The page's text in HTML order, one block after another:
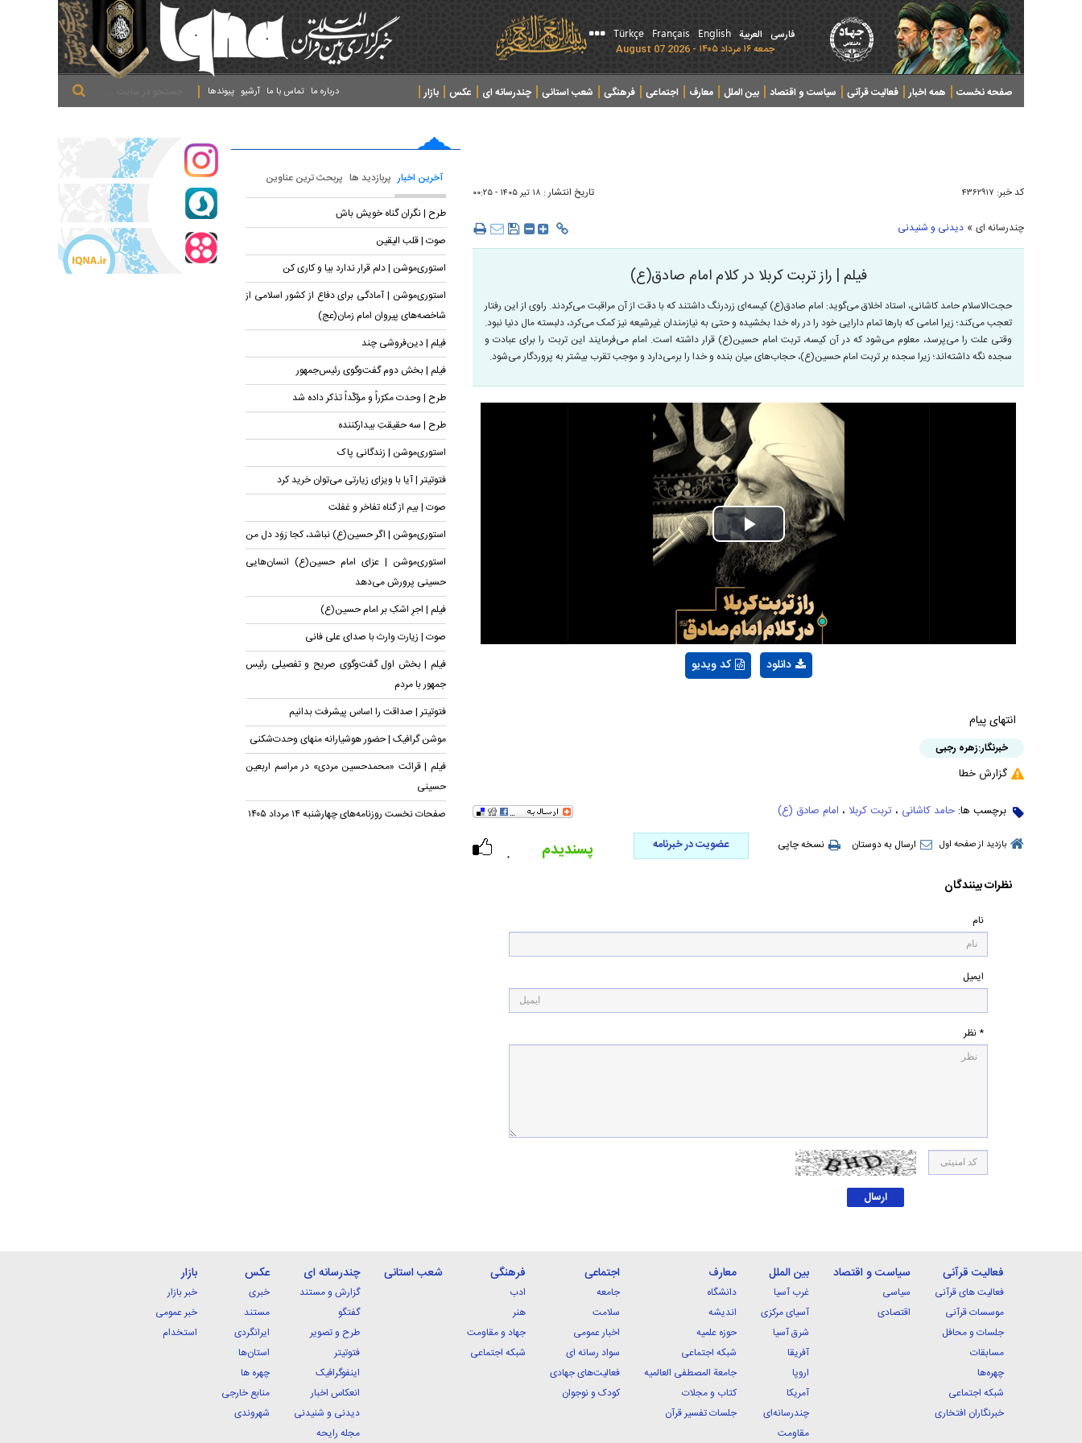
فارسی العربیة English
Français
Türkçe
جمعه ۱۶ مرداد ۱۴۰۵ - 2026 August 07
صفحه نخست همه اخبار فعالیت قرآنی سیاست و اقتصاد بین الملل معارف اجتماعی فرهنگی شعب استانی چندرسانه ای عکس
بازار
پیوندها آرشیو تماس با ما درباره ما
کد خبر: ۴۳۶۲۹۱۷ تاریخ انتشار : ۱۸ تير ۱۴۰۵ - ۰۰:۲۵
چندرسانه ای » دیدنی و شنیدنی
فیلم | راز تربت کربلا در کلام امام صادق(ع)
حجت‌الاسلام حامد کاشانی، استاد اخلاق می‌گوید: امام صادق(ع) کیسه‌ای زردرنگ داشتند که با دقت از آن مراقبت می‌کردند. راوی از این رفتار
تعجب می‌کند؛ زیرا امامی که بارها تمام دارایی خود را در راه خدا بخشیده و حتی به نیازمندان غیرشیعه نیز کمک می‌کرد، دلبسته مال دنیا نبود.
وقتی علت را می‌پرسد، معلوم می‌شود که در آن کیسه، تربت امام حسین(ع) قرار داشته است. امام می‌فرمایند این تربت را برای عبادت و
سجده نگه داشته‌اند؛ زیرا سجده بر تربت امام حسین(ع)، حجاب‌های میان بنده و خدا را برمی‌دارد و موجب تقرب بیشتر به پروردگار می‌شود.
Play
Video
کد ویدیو دانلود
انتهای پیام
خبرنگار:زهره رجبی
گزارش خطا
برچسب ها: حامد کاشانی ، تربت کربلا ، امام صادق (ع)
بازدید از صفحه اول ارسال به دوستان نسخه چاپی عضویت در خبرنامه
۰ پسندیدم
نظرات بینندگان
نام
ایمیل
* نظر
آخرین اخبار پربازدید ها پربحث ترین عناوین
طرح | نگران گناه خویش باش
صوت | قلب الیقین
استوری‌موشن | دلم قرار ندارد بیا و کاری کن
استوری‌موشن | آمادگی برای دفاع از کشور اسلامی از
شاخصه‌های پیروان امام زمان(عج)
فیلم | دین‌فروشی چند
فیلم | بخش دوم گفت‌وگوی رئیس‌جمهور
طرح | وحدت مکرّراً و مؤکّداً تذکر داده شد
طرح | سه حقیقتِ بیدارکننده
استوری‌موشن | زندگانی پاک
فتوتیتر | آیا با ویزای زیارتی می‌توان خرید کرد
صوت | بیم از گناه تفاخر و غفلت
استوری‌موشن | اگر حسین(ع) نباشد، کجا رَوَد دل من
استوری‌موشن | عزای امام حسین(ع) انسان‌هایی
حسینی پرورش می‌دهد
فیلم | اجرِ اشکِ بر امام حسین(ع)
صوت | زیارت وارث با صدای علی فانی
فیلم | بخش اول گفت‌وگوی صریح و تفصیلی رئیس
جمهور با مردم
فتوتیتر | صداقت را اساس پیشرفت بدانیم
موشن گرافیک | حضور هوشیارانه منهای وحدت‌شکنی
فیلم | قرائت «محمدحسین مردی» در مراسم اربعین
حسینی
صفحات نخست روزنامه‌های چهارشنبه ۱۴ مرداد ۱۴۰۵
فعالیت قرآنی
فعالیت های قرآنی
موسسات قرآنی
جلسات و محافل
مسابقات
چهره‌ها
شبکه اجتماعی
خبرنگاران افتخاری
سیاست و اقتصاد
سیاسی
اقتصادی
بین الملل
غرب آسیا
آسیای مرکزی
شرق آسیا
آفریقا
اروپا
آمریکا
چندرسانه‌ای
مقاومت
معارف
دانشگاه
اندیشه
حوزه علمیه
شبکه اجتماعی
جامعة المصطفی العالمیه
کتاب و مجلات
جلسات تفسیر قرآن
اجتماعی
جامعه
سلامت
اخبار عمومی
سواد رسانه ای
فعالیت‌های جهادی
کودک و نوجوان
فرهنگی
ادب
هنر
جهاد و مقاومت
شبکه اجتماعی
شعب استانی چندرسانه ای
گزارش و مستند
گفتگو
طرح و تصویر
فتوتیتر
اینفوگرافیک
انعکاس اخبار
دیدنی و شنیدنی
مجله رایحه
عکس
خبری
مستند
ایرانگردی
استان‌ها
چهره ها
منابع خارجی
شهروندی
بازار
خبر بازار
خبر عمومی
استخدام